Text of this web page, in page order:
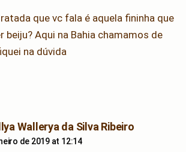
que vc fala é aquela fininha que
beiju? Aqui na Bahia chamamos de
na dúvida
Wallerya da Silva Ribeirosays:
de 2019 at 12:14